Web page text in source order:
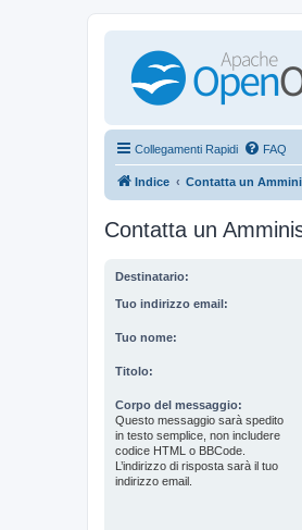
Collegamenti Rapidi FAQ
Indice Contatta un
Contatta un
Destinatario:
Tuo indirizzo email:
Tuo nome:
Titolo:
Corpo del messaggio:
Questo messaggio sarà spedito
in testo semplice, non includere
codice HTML o BBCode.
L’indirizzo di risposta sarà il tuo
indirizzo email.